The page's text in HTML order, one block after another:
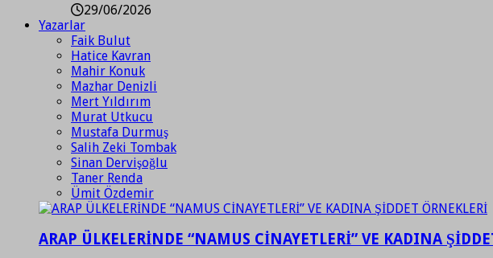
29/06/2026
Yazarlar
Faik Bulut
Hatice Kavran
Mahir Konuk
Mazhar Denizli
Mert Yıldırım
Murat Utkucu
Mustafa Durmuş
Salih Zeki Tombak
Sinan Dervişoğlu
Taner Renda
Ümit Özdemir
ARAP ÜLKELERİNDE “NAMUS CİNAYETLERİ” VE KADINA